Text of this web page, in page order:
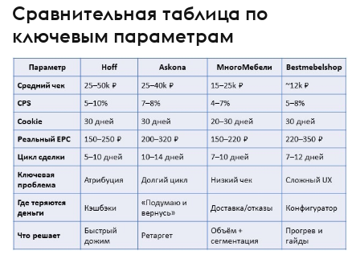
Сравнительная таблица по
ключевым параметрам